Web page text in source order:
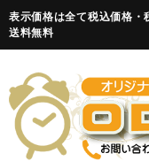
表示価格は全て税込価格
送料無料